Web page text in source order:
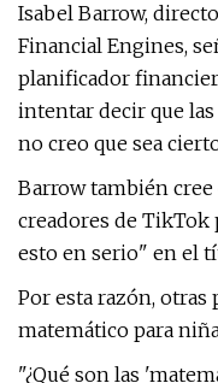
Isabel Barrow,
Financial Engines,
planificador
intentar decir que
no creo que sea
Barrow también cree
creadores de TikTok
esto en serio" en el
Por esta razón,
matemático para
"¿Qué son las